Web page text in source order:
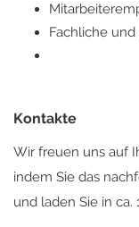
Fachliche
Kontakte
Wir freuen uns auf
indem Sie das
und laden Sie in